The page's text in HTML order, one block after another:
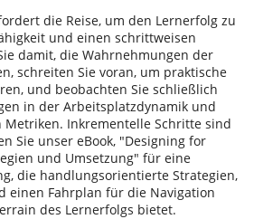
die Reise, um den Lernerfolg zu
und einen schrittweisen
damit, die Wahrnehmungen der
schreiten Sie voran, um praktische
und beobachten Sie schließlich
in der Arbeitsplatzdynamik und
Inkrementelle Schritte sind
Sie unser eBook, "Designing for
und Umsetzung" für eine
die handlungsorientierte Strategien,
einen Fahrplan für die Navigation
des Lernerfolgs bietet.